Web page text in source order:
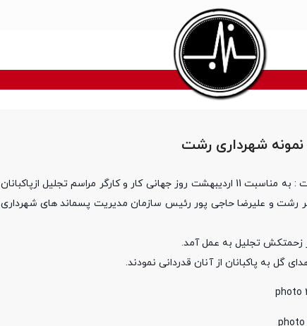
نمونه شهرداری رشت
به نقل از مدیریت ارتباطات سازمان مدیریت پسماندهای شهرداری رشت : به مناسبت 11 اردیبهشت روز جهانی کار و کارگر مراسم تجلیل ازپاکبانان
و علیرضا حاجی پور رئیس سازمان مدیریت پسماند های شهرداری
زحمتکش تجلیل به عمل آمد.
گل به پاکبانان از آنان قدردانی نمودند.